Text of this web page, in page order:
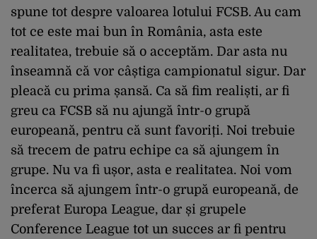
spune tot despre valoarea lotului FCSB. Au cam
tot ce este mai bun în România, asta este
realitatea, trebuie să o acceptăm. Dar asta nu
înseamnă că vor câștiga campionatul sigur. Dar
pleacă cu prima șansă. Ca să fim realiști, ar fi
greu ca FCSB să nu ajungă într-o grupă
europeană, pentru că sunt favoriți. Noi trebuie
să trecem de patru echipe ca să ajungem în
grupe. Nu va fi ușor, asta e realitatea. Noi vom
încerca să ajungem într-o grupă europeană, de
preferat Europa League, dar și grupele
Conference League tot un succes ar fi pentru